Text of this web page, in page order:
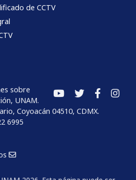
de CCTV
sobre
UNAM.
Coyoacán 04510, CDMX.
6995